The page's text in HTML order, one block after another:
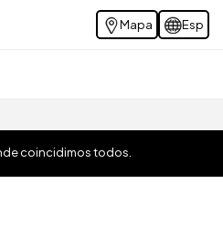
Mapa Esp
coincidimos todos.